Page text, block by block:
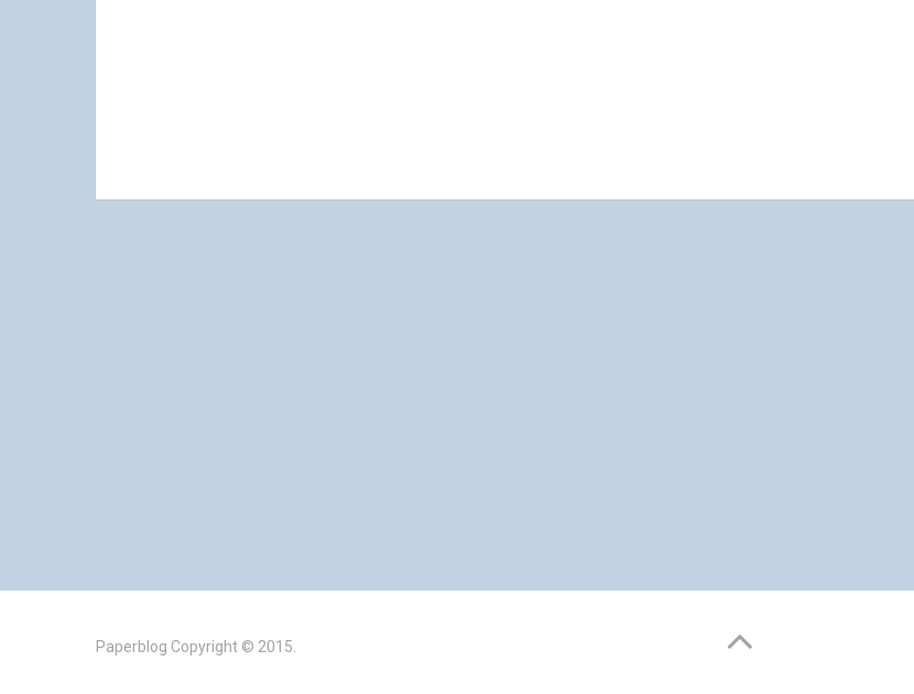
Paperblog Copyright © 2015.